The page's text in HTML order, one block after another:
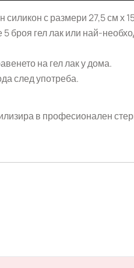
силикон с размери 27,5 см х
броя гел лак или най-
на гел лак у дома.
след употреба.
в професионален